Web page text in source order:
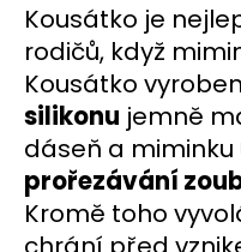
Kousátko je
rodičů, když
Kousátko
silikonu jemně
dáseň a miminku
prořezávání
Kromě toho
D
o
p
o
r